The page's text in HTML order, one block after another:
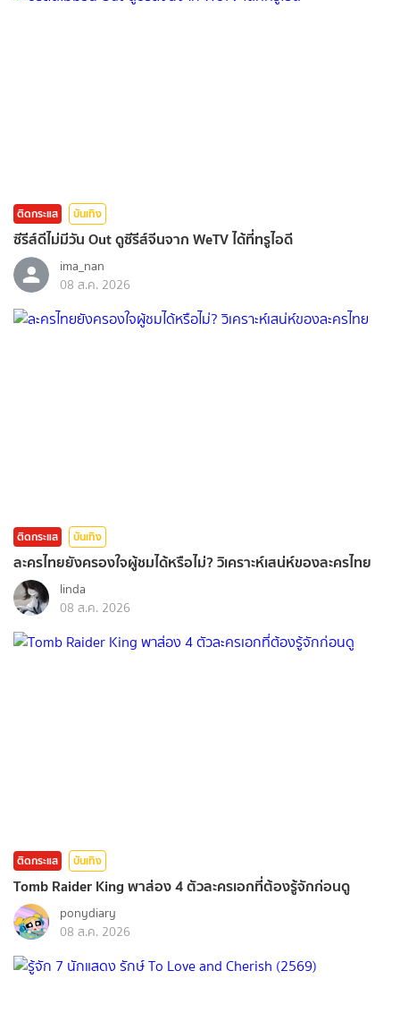
ติดกระแส บันเทิง
ซีรีส์ดีไม่มีวัน Out ดูซีรีส์จีนจาก WeTV ได้ที่ทรูไอดี
ima_nan
08 ส.ค. 2026
ติดกระแส บันเทิง
ละครไทยยังครองใจผู้ชมได้หรือไม่? วิเคราะห์เสน่ห์ของละครไทย
linda
08 ส.ค. 2026
ติดกระแส บันเทิง
Tomb Raider King พาส่อง 4 ตัวละครเอกที่ต้องรู้จักก่อนดู
ponydiary
08 ส.ค. 2026